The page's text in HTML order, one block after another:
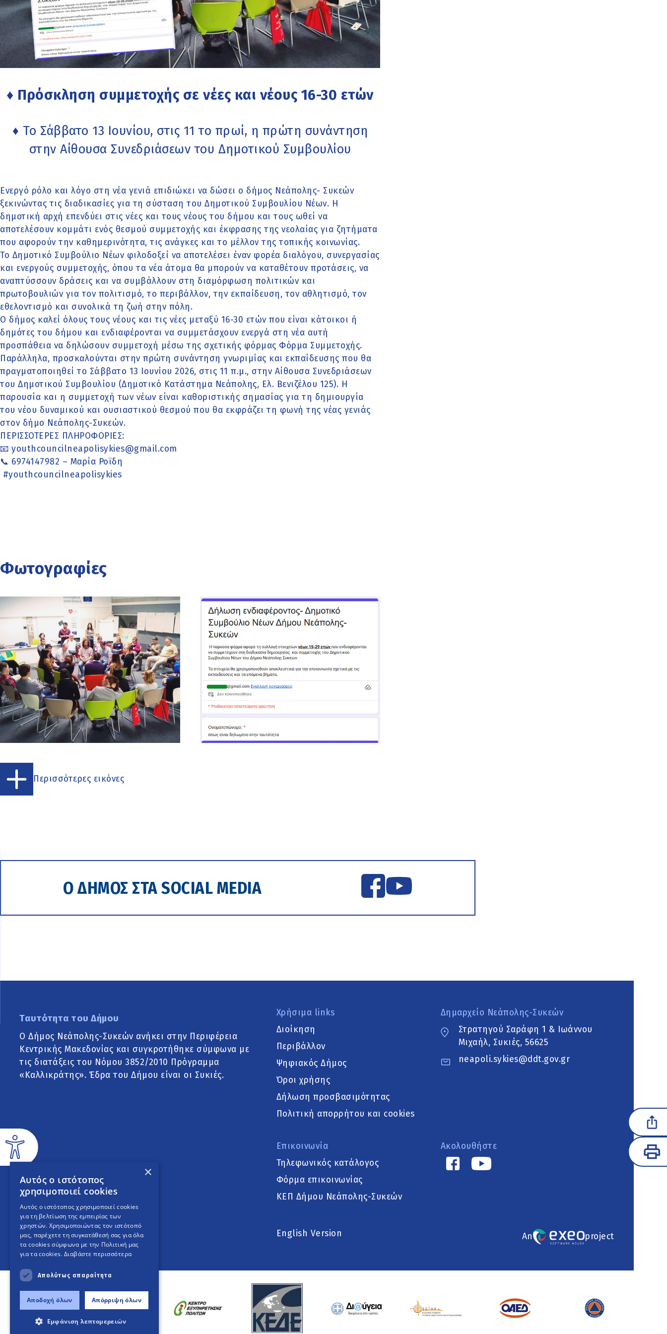
♦ Πρόσκληση συμμετοχής σε νέες και νέους 16-30 ετών
♦ Το Σάββατο 13 Ιουνίου, στις 11 το πρωί, η πρώτη συνάντηση
στην Αίθουσα Συνεδριάσεων του Δημοτικού Συμβουλίου
Ενεργό ρόλο και λόγο στη νέα γενιά επιδιώκει να δώσει ο δήμος Νεάπολης- Συκεών
ξεκινώντας τις διαδικασίες για τη σύσταση του Δημοτικού Συμβουλίου Νέων. Η
δημοτική αρχή επενδύει στις νέες και τους νέους του δήμου και τους ωθεί να
αποτελέσουν κομμάτι ενός θεσμού συμμετοχής και έκφρασης της νεολαίας για ζητήματα
που αφορούν την καθημερινότητα, τις ανάγκες και το μέλλον της τοπικής κοινωνίας.
Το Δημοτικό Συμβούλιο Νέων φιλοδοξεί να αποτελέσει έναν φορέα διαλόγου, συνεργασίας
και ενεργούς συμμετοχής, όπου τα νέα άτομα θα μπορούν να καταθέτουν προτάσεις, να
αναπτύσσουν δράσεις και να συμβάλλουν στη διαμόρφωση πολιτικών και
πρωτοβουλιών για τον πολιτισμό, το περιβάλλον, την εκπαίδευση, τον αθλητισμό, τον
εθελοντισμό και συνολικά τη ζωή στην πόλη.
Ο δήμος καλεί όλους τους νέους και τις νέες μεταξύ 16-30 ετών που είναι κάτοικοι ή
δημότες του δήμου και ενδιαφέρονται να συμμετάσχουν ενεργά στη νέα αυτή
προσπάθεια να δηλώσουν συμμετοχή μέσω της σχετικής φόρμας Φόρμα Συμμετοχής.
Παράλληλα, προσκαλούνται στην πρώτη συνάντηση γνωριμίας και εκπαίδευσης που θα
πραγματοποιηθεί το Σάββατο 13 Ιουνίου 2026, στις 11 π.μ., στην Αίθουσα Συνεδριάσεων
του Δημοτικού Συμβουλίου (Δημοτικό Κατάστημα Νεάπολης, Ελ. Βενιζέλου 125). Η
παρουσία και η συμμετοχή των νέων είναι καθοριστικής σημασίας για τη δημιουργία
του νέου δυναμικού και ουσιαστικού θεσμού που θα εκφράζει τη φωνή της νέας γενιάς
στον δήμο Νεάπολης-Συκεών.
ΠΕΡΙΣΣΟΤΕΡΕΣ ΠΛΗΡΟΦΟΡΙΕΣ:
📧 youthcouncilneapolisykies@gmail.com
📞 6974147982 – Μαρία Ροϊδη
#youthcouncilneapolisykies
Φωτογραφίες
Περισσότερες εικόνες
Ο ΔΗΜΟΣ ΣΤΑ SOCIAL MEDIA
Ταυτότητα του Δήμου
Ο Δήμος Νεάπολης-Συκεών ανήκει στην Περιφέρεια
Κεντρικής Μακεδονίας και συγκροτήθηκε σύμφωνα με
τις διατάξεις του Νόμου 3852/2010 Πρόγραμμα
«Καλλικράτης». Έδρα του Δήμου είναι οι Συκιές.
Χρήσιμα links
Διοίκηση
Περιβάλλον
Ψηφιακός Δήμος
Όροι χρήσης
Δήλωση προσβασιμότητας
Πολιτική απορρήτου και cookies
Επικοινωνία
Τηλεφωνικός κατάλογος
Φόρμα επικοινωνίας
ΚΕΠ Δήμου Νεάπολης-Συκεών
Δημαρχείο Νεάπολης-Συκεών
Στρατηγού Σαράφη 1 & Ιωάννου
Μιχαήλ, Συκιές, 56625
neapoli.sykies@ddt.gov.gr
Ακολουθήστε
English Version An project
×
Αυτός ο ιστότοπος
χρησιμοποιεί cookies
Αυτός ο ιστότοπος χρησιμοποιεί cookies
για τη βελτίωση της εμπειρίας των
χρηστών. Χρησιμοποιώντας τον ιστότοπό
μας, παρέχετε τη συγκατάθεσή σας για όλα
τα cookies σύμφωνα με την Πολιτική μας
για τα cookies. Διαβάστε περισσότερα
Απολύτως απαραίτητα
Αποδοχή όλων Απόρριψη όλων
Εμφάνιση λεπτομερειών